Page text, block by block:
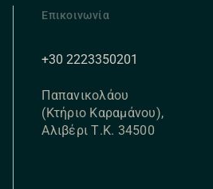
Επικοινωνία
+30 2223350201
Παπανικολάου
(Κτήριο Καραμάνου),
Αλιβέρι Τ.Κ. 34500